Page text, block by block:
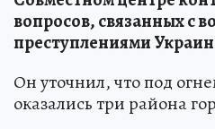
вопросов, связанных с
преступлениями
Он уточнил, что под
оказались три района